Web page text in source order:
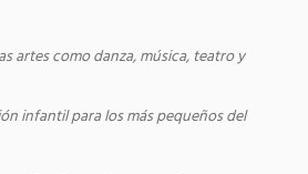
artes como danza, música, teatro y
infantil para los más pequeños del